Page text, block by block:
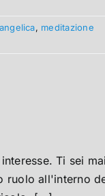
, meditazione
Ti sei
all'interno